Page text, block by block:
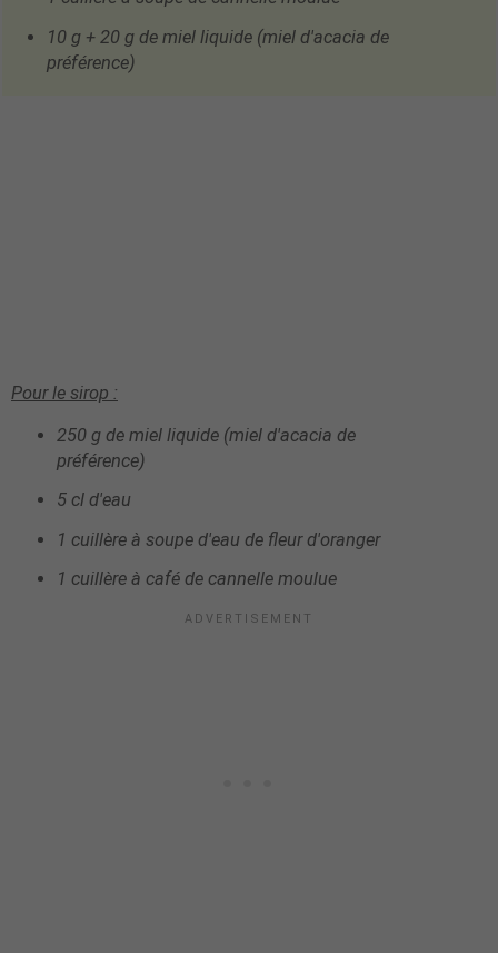
10 g + 20 g de miel liquide (miel d'acacia de
préférence)
Pour le sirop :
250 g de miel liquide (miel d'acacia de
préférence)
5 cl d'eau
1 cuillère à soupe d'eau de fleur d'oranger
1 cuillère à café de cannelle moulue